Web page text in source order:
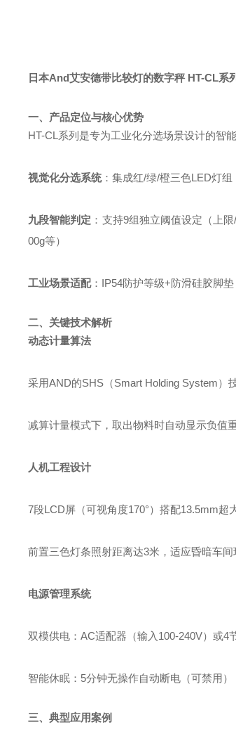
日本And艾安德带比较灯的数字秤 HT-CL系
一、产品定位与核心优势
HT-CL系列是专为工业化分选场景设计的智
视觉化分选系统：集成红/绿/橙三色LED灯
九段智能判定 ：支持9组独立阈值设定（上
00g等）
工业场景适配：IP54防护等级+防滑硅胶脚
二、关键技术解析
动态计量算法
采用AND的SHS（Smart Holding System）
减算计量模式下，取出物料时自动显示负值
人机工程设计
7段LCD屏（可视角度170°）搭配13.5mm超
前置三色灯条照射距离达3米，适应昏暗车间
电源管理系统
双模供电：AC适配器（输入100-240V）或4
智能休眠：5分钟无操作自动断电（可禁用）
三、典型应用案例